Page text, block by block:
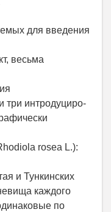
для введения
весьма
три интродуциро-
rosea L.):
и Тункинских
каждого
по